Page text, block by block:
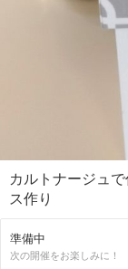
カルトナージュ
ス作り
準備中
次の開催をお楽しみに！